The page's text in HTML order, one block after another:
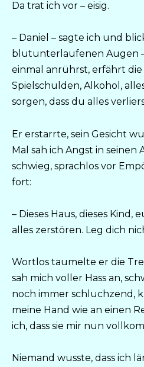
Da trat ich vor – eisig.
– Daniel – sagte ich und
blutunterlaufenen Augen
einmal anrührst, erfährt die
Spielschulden, Alkohol,
sorgen, dass du alles
Er erstarrte, sein Gesicht
Mal sah ich Angst in seinen
schwieg, sprachlos vor
fort:
– Dieses Haus, dieses Kind,
alles zerstören. Leg dich
Wortlos taumelte er die
sah mich voller Hass an,
noch immer schluchzend,
meine Hand wie an einen
ich, dass sie mir nun
Niemand wusste, dass ich